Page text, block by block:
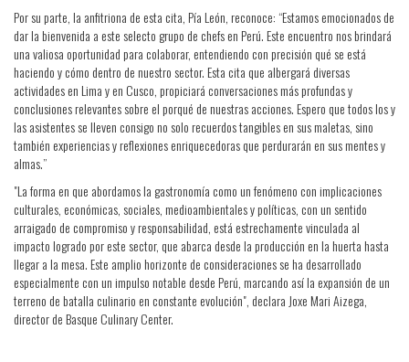
Por su parte, la anfitriona de esta cita, Pía León, reconoce: “Estamos emocionados de
dar la bienvenida a este selecto grupo de chefs en Perú. Este encuentro nos brindará
una valiosa oportunidad para colaborar, entendiendo con precisión qué se está
haciendo y cómo dentro de nuestro sector. Esta cita que albergará diversas
actividades en Lima y en Cusco, propiciará conversaciones más profundas y
conclusiones relevantes sobre el porqué de nuestras acciones. Espero que todos los y
las asistentes se lleven consigo no solo recuerdos tangibles en sus maletas, sino
también experiencias y reflexiones enriquecedoras que perdurarán en sus mentes y
almas.”
"La forma en que abordamos la gastronomía como un fenómeno con implicaciones
culturales, económicas, sociales, medioambientales y políticas, con un sentido
arraigado de compromiso y responsabilidad, está estrechamente vinculada al
impacto logrado por este sector, que abarca desde la producción en la huerta hasta
llegar a la mesa. Este amplio horizonte de consideraciones se ha desarrollado
especialmente con un impulso notable desde Perú, marcando así la expansión de un
terreno de batalla culinario en constante evolución", declara Joxe Mari Aizega,
director de Basque Culinary Center.